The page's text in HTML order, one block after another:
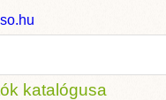
katalógusa